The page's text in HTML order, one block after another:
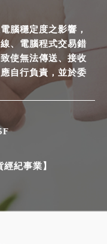
腦穩定度之影響，
、電腦程式交易錯
使無法傳送、接收
自行負責，並於委
紀事業】